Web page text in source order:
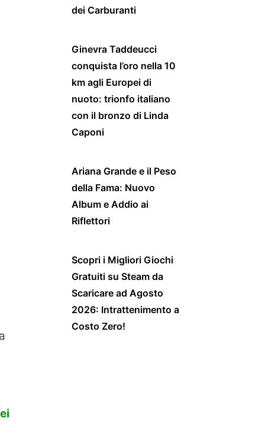
dei Carburanti
Ginevra Taddeucci
conquista l’oro nella 10
km agli Europei di
nuoto: trionfo italiano
con il bronzo di Linda
Caponi
Ariana Grande e il Peso
della Fama: Nuovo
Album e Addio ai
Riflettori
Scopri i Migliori Giochi
Gratuiti su Steam da
Scaricare ad Agosto
2026: Intrattenimento a
Costo Zero!